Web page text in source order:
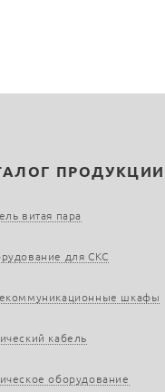
ПРОДУКЦИИ
витая пара
для СКС
шкафы
кабель
оборудование